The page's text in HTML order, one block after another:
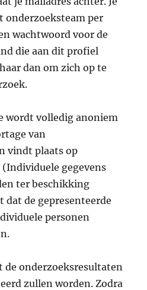
onderzoeksteam per
wachtwoord voor de
die aan dit profiel
dan om zich op te
wordt volledig anoniem
van
vindt plaats op
gegevens
ter beschikking
dat de gepresenteerde
personen
de onderzoeksresultaten
zullen worden. Zodra